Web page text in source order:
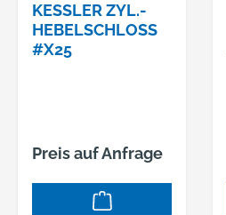
KESSLER ZYL.-
HEBELSCHLOSS
#X25
Preis auf Anfrage